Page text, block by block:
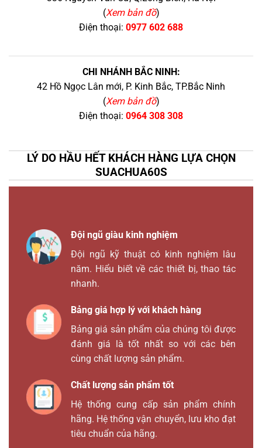
(Xem bản đồ)
Điện thoại: 0977 602 688
CHI NHÁNH BẮC NINH:
42 Hồ Ngọc Lân mới, P. Kinh Bắc, TP.Bắc Ninh
(Xem bản đồ)
Điện thoại: 0964 308 308
LÝ DO HẦU HẾT KHÁCH HÀNG LỰA CHỌN
SUACHUA60S
Đội ngũ giàu kinh nghiệm
Đội ngũ kỹ thuật có kinh nghiệm lâu
năm. Hiểu biết về các thiết bị, thao tác
nhanh.
Bảng giá hợp lý với khách hàng
Bảng giá sản phẩm của chúng tôi được
đánh giá là tốt nhất so với các bên
cùng chất lượng sản phẩm.
Chất lượng sản phẩm tốt
Hệ thống cung cấp sản phẩm chính
hãng. Hệ thống vận chuyển, lưu kho đạt
tiêu chuẩn của hãng.